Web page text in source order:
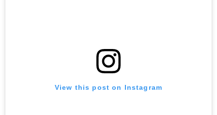
View this post on Instagram